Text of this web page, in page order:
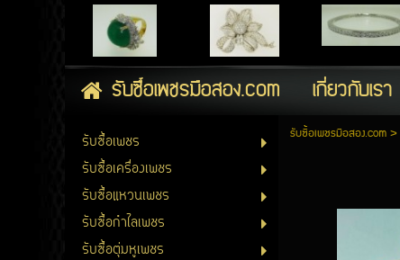
รับซื้อเพชรมือสอง.com เกี่ยวกับเรา
รับซื้อเพชร
รับซื้อเครื่องเพชร
รับซื้อแหวนเพชร
รับซื้อกำไลเพชร
รับซื้อตุ่มหูเพชร
รับซื้อเพชรมือสอง.com>